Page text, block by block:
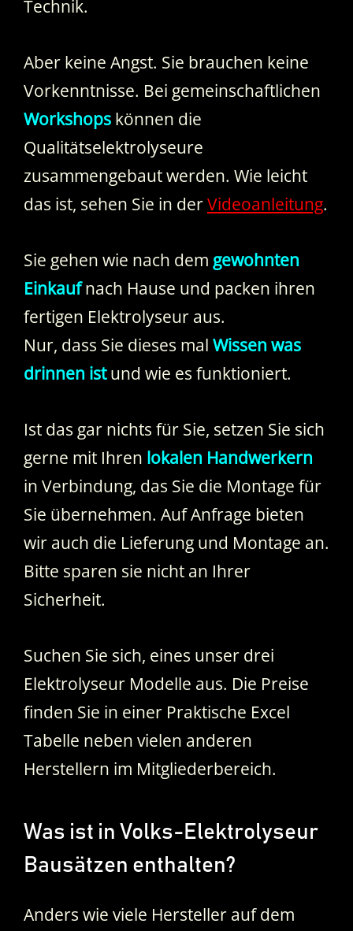
Technik.
Aber keine Angst. Sie brauchen keine
Vorkenntnisse. Bei gemeinschaftlichen
Workshops können die
Qualitätselektrolyseure
zusammengebaut werden. Wie leicht
das ist, sehen Sie in derVideoanleitung.
Sie gehen wie nach dem gewohnten
Einkaufnach Hause und packen ihren
fertigen Elektrolyseur aus.
Nur, dass Sie dieses mal Wissen was
drinnen istund wie es funktioniert.
Ist das gar nichts für Sie, setzen Sie sich
gerne mit Ihren lokalen Handwerkern
in Verbindung, das Sie die Montage für
Sie übernehmen. Auf Anfrage bieten
wir auch die Lieferung und Montage an.
Bitte sparen sie nicht an Ihrer
Sicherheit.
Suchen Sie sich, eines unser drei
Elektrolyseur Modelle aus. Die Preise
finden Sie in einer Praktische Excel
Tabelle neben vielen anderen
Herstellern im Mitgliederbereich.
Was ist in Volks-Elektrolyseur
Bausätzen enthalten?
Anders wie viele Hersteller auf dem